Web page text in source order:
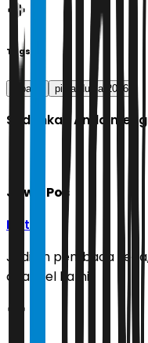
Tags
jepang piala dunia 2026
Sudahkah Anda
Jawa Pos
Ikuti
Jadilah pembaca
channel kami!